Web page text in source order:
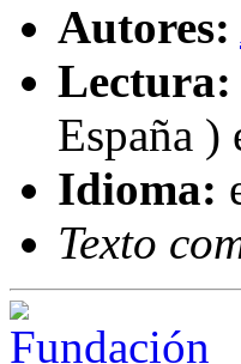
Autores:
Lectura:
España )
Idioma:
Texto